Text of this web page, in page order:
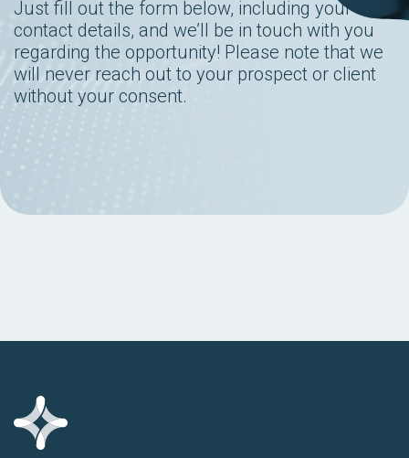
Just fill out the form below, including your
contact details, and we’ll be in touch with you
regarding the opportunity! Please note that we
will never reach out to your prospect or client
without your consent.